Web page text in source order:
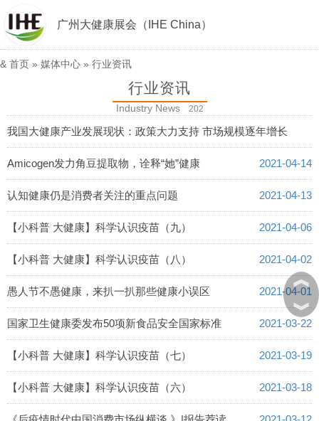
广州大健康展会（IHE China）
& 首页 » 媒体中心 » 行业资讯
行业资讯
Industry News 202
我国大健康产业发展现状：政策大力支持 市场规模逐年增长
2021-04-15
Amicogen发力角豆提取物，诠释“她”健康 2021-04-14
认知健康仍是消费者关注的重点问题 2021-04-13
【小科普 大健康】科学认识疫苗（九） 2021-04-06
【小科普 大健康】科学认识疫苗（八） 2021-04-02
愚人节不愚健康，来扒一扒那些健康小误区 2021-04-01
国家卫生健康委发布50项新食品安全国家标准 2021-03-22
【小科普 大健康】科学认识疫苗（七） 2021-03-19
【小科普 大健康】科学认识疫苗（六） 2021-03-18
︽
︾